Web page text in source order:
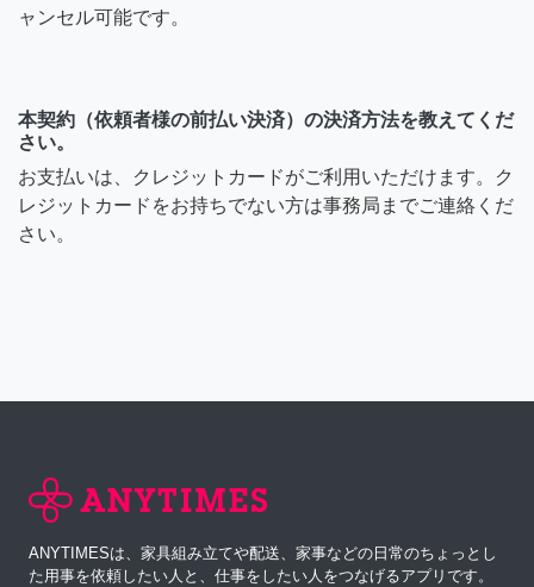
ャンセル可能です。
本契約（依頼者様の前払い決済）の決済方法を教えてくだ
さい。
お支払いは、クレジットカードがご利用いただけます。ク
レジットカードをお持ちでない方は事務局までご連絡くだ
さい。
ANYTIMESは、家具組み立てや配送、家事などの日常のちょっとし
た用事を依頼したい人と、仕事をしたい人をつなげるアプリです。